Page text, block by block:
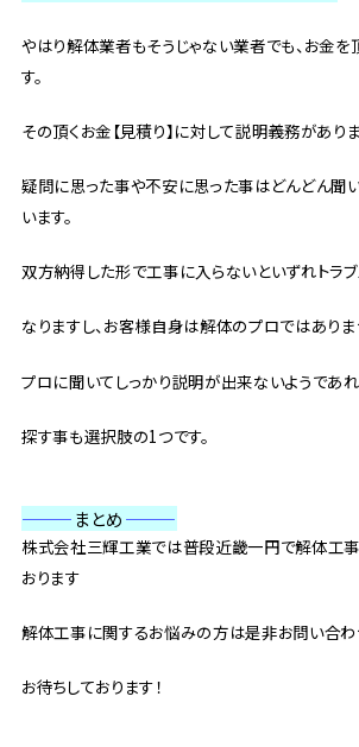
やはり解体業者もそうじゃない業者でも、お金を
す。
その頂くお金【見積り】に対して説明義務があり
疑問に思った事や不安に思った事はどんどん聞
います。
双方納得した形で工事に入らないといずれトラ
なりますし、お客様自身は解体のプロではあり
プロに聞いてしっかり説明が出来ないようであ
探す事も選択肢の1つです。
———まとめ———
株式会社三輝工業では普段近畿一円で解体工
おります
解体工事に関するお悩みの方は是非お問い合
お待ちしております！